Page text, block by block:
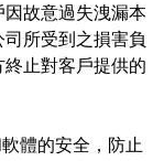
故意過失洩漏本
所受到之損害負
止對客戶提供的
體的安全，防止